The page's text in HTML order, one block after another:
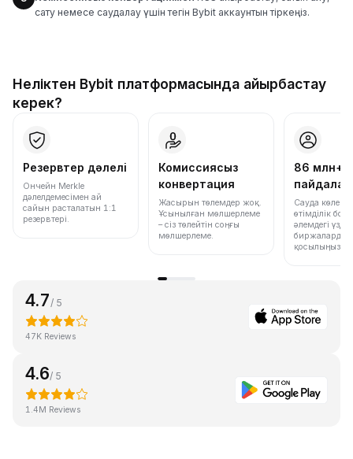
сату немесе саудалау үшін тегін Bybit аккаунтын тіркеңіз.
Неліктен Bybit платформасында айырбастау
керек?
Резервтер дәлелі
Ончейн Merkle
дәлелдемесімен ай
сайын расталатын 1:1
резервтері.
Комиссиясыз
конвертация
Жасырын төлемдер жоқ.
Ұсынылған мөлшерлеме
– сіз төлейтін соңғы
мөлшерлеме.
86 млн+
Сауда көлемі
өтімділік
әлемдегі үздік
биржалардың
қосылыңыз.
4.7/ 5
47K Reviews
4.6/ 5
1.4M Reviews